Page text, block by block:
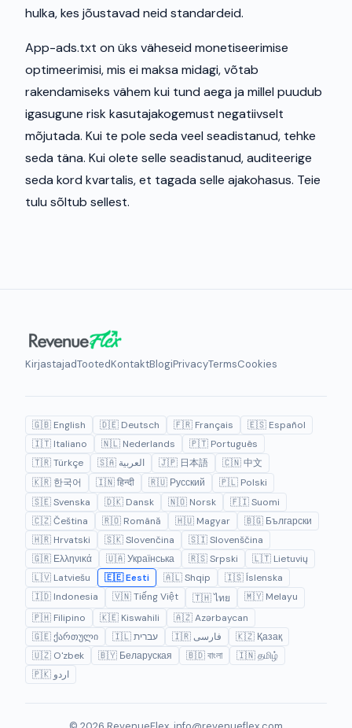
hulka, kes jõustavad neid standardeid.
App-ads.txt on üks väheseid monetiseerimise
optimeerimisi, mis ei maksa midagi, võtab
rakendamiseks vähem kui tund aega ja millel puudub
igasugune risk kasutajakogemust negatiivselt
mõjutada. Kui te pole seda veel seadistanud, tehke
seda täna. Kui olete selle seadistanud, auditeerige
seda kord kvartalis, et tagada selle ajakohasus. Teie
tulu sõltub sellest.
KirjastajadTootedKontaktBlogiPrivacyTermsCookies
🇬🇧 English 🇩🇪 Deutsch 🇫🇷 Français
🇪🇸 Español
🇮🇹 Italiano
🇳🇱 Nederlands
🇵🇹 Português
🇹🇷 Türkçe
🇸🇦 العربية 🇯🇵 日本語
🇨🇳 中文
🇰🇷 한국어
🇮🇳 हिन्दी 🇷🇺 Русский
🇵🇱 Polski
🇸🇪 Svenska
🇩🇰 Dansk 🇳🇴 Norsk
🇫🇮 Suomi
🇨🇿 Čeština
🇷🇴 Română 🇭🇺 Magyar
🇧🇬 Български
🇭🇷 Hrvatski
🇸🇰 Slovenčina
🇸🇮 Slovenščina
🇬🇷 Ελληνικά
🇺🇦 Українська 🇷🇸 Srpski
🇱🇹 Lietuvių
🇱🇻 Latviešu
🇪🇪 Eesti 🇦🇱 Shqip
🇮🇸 Íslenska
🇮🇩 Indonesia
🇻🇳 Tiếng Việt 🇹🇭 ไทย
🇲🇾 Melayu
🇵🇭 Filipino
🇰🇪 Kiswahili
🇦🇿 Azərbaycan
🇬🇪 ქართული
🇮🇱 עברית 🇮🇷 فارسی
🇰🇿 Қазақ
🇺🇿 O'zbek
🇧🇾 Беларуская 🇧🇩 বাংলা
🇮🇳 தமிழ்
🇵🇰 اردو